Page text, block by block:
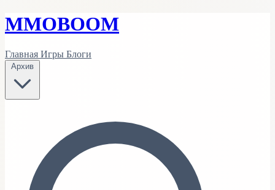
MMOBOOM
Главная Игры Блоги
Архив